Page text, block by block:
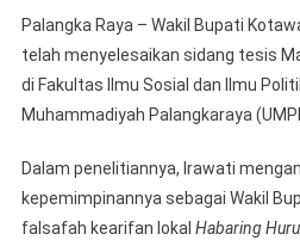
Palangka Raya – Wakil Bupati
telah menyelesaikan sidang tesis
di Fakultas Ilmu Sosial dan Ilmu
Muhammadiyah Palangkaraya
Dalam penelitiannya, Irawati
kepemimpinannya sebagai Wakil
falsafah kearifan lokal Habaring